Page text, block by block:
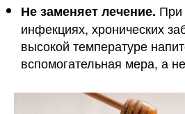
Не заменяет лечение. При
инфекциях, хронических
высокой температуре
вспомогательная мера, а